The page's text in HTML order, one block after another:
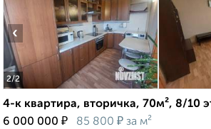
2/2
‹
4-к квартира, вторичка, 70м², 8/10
6 000 000 ₽ 85 800 ₽ за м²